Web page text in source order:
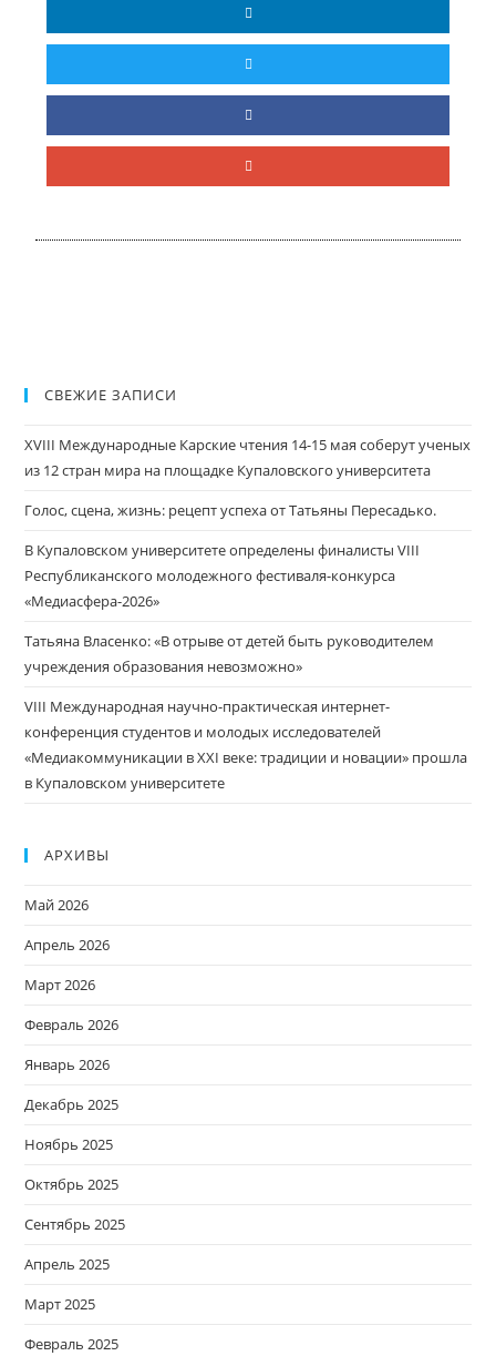
СВЕЖИЕ ЗАПИСИ
XVIII Международные Карские чтения 14-15 мая соберут ученых
из 12 стран мира на площадке Купаловского университета
Голос, сцена, жизнь: рецепт успеха от Татьяны Пересадько.
В Купаловском университете определены финалисты VIII
Республиканского молодежного фестиваля-конкурса
«Медиасфера-2026»
Татьяна Власенко: «В отрыве от детей быть руководителем
учреждения образования невозможно»
VIII Международная научно-практическая интернет-
конференция студентов и молодых исследователей
«Медиакоммуникации в XXI веке: традиции и новации» прошла
в Купаловском университете
АРХИВЫ
Май 2026
Апрель 2026
Март 2026
Февраль 2026
Январь 2026
Декабрь 2025
Ноябрь 2025
Октябрь 2025
Сентябрь 2025
Апрель 2025
Март 2025
Февраль 2025